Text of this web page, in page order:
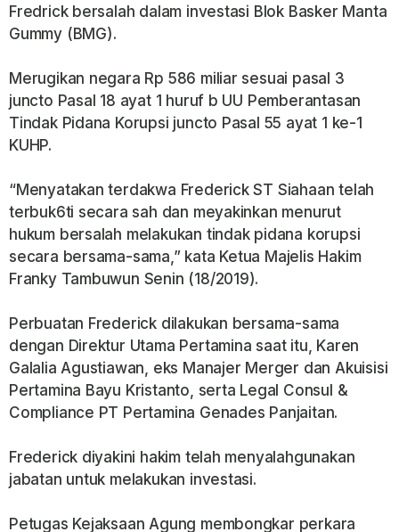
Fredrick bersalah dalam investasi Blok Basker Manta
Gummy (BMG).
Merugikan negara Rp 586 miliar sesuai pasal 3
juncto Pasal 18 ayat 1 huruf b UU Pemberantasan
Tindak Pidana Korupsi juncto Pasal 55 ayat 1 ke-1
KUHP.
“Menyatakan terdakwa Frederick ST Siahaan telah
terbuk6ti secara sah dan meyakinkan menurut
hukum bersalah melakukan tindak pidana korupsi
secara bersama-sama,” kata Ketua Majelis Hakim
Franky Tambuwun Senin (18/2019).
Perbuatan Frederick dilakukan bersama-sama
dengan Direktur Utama Pertamina saat itu, Karen
Galalia Agustiawan, eks Manajer Merger dan Akuisisi
Pertamina Bayu Kristanto, serta Legal Consul &
Compliance PT Pertamina Genades Panjaitan.
Frederick diyakini hakim telah menyalahgunakan
jabatan untuk melakukan investasi.
Petugas Kejaksaan Agung membongkar perkara